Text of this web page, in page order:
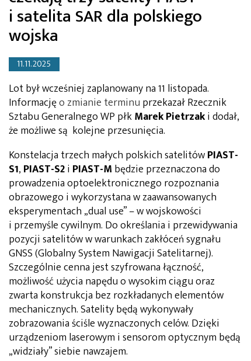
i satelita SAR dla polskiego
wojska
11.11.2025
Lot był wcześniej zaplanowany na 11 listopada.
Informacjęo zmianie terminu przekazał Rzecznik
Sztabu Generalnego WP płkMarek Pietrzaki dodał,
że możliwe są kolejne przesunięcia.
Konstelacja trzech małych polskich satelitówPIAST-
S1, PIAST-S2i PIAST-M będzie przeznaczona do
prowadzenia optoelektronicznego rozpoznania
obrazowego i wykorzystana w zaawansowanych
eksperymentach „dual use” – w wojskowości
i przemyśle cywilnym. Do określania i przewidywania
pozycji satelitów w warunkach zakłóceń sygnału
GNSS (Globalny System Nawigacji Satelitarnej).
Szczególnie cenna jest szyfrowana łączność,
możliwość użycia napędu o wysokim ciągu oraz
zwarta konstrukcja bez rozkładanych elementów
mechanicznych. Satelity będą wykonywały
zobrazowania ściśle wyznaczonych celów. Dzięki
urządzeniom laserowym i sensorom optycznym będą
„widziały” siebie nawzajem.